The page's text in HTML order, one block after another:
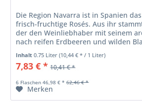
Die Region Navarra ist in Spanien
frisch-fruchtige Rosés. Aus ihr
der den Weinliebhaber mit seinem
nach reifen Erdbeeren und wilden
anspricht. Seine kompakte...
Inhalt0.75 Liter(10,44 € * / 1 Liter)
7,83 € * 10,41 € *
6 Flaschen 46,98 € * 62,46 € *
Merken